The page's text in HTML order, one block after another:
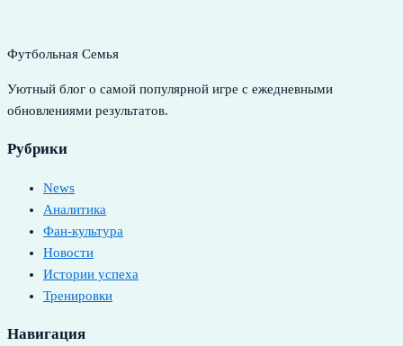
Футбольная Семья
Уютный блог о самой популярной игре с ежедневными
обновлениями результатов.
Рубрики
News
Аналитика
Фан-культура
Новости
Истории успеха
Тренировки
Навигация